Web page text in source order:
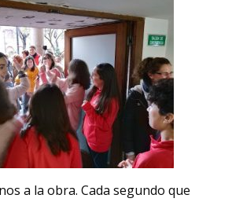
a la obra. Cada segundo que